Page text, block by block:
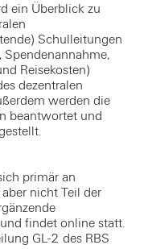
ein Überblick zu
Schulleitungen
Spendenannahme,
Reisekosten)
dezentralen
werden die
beantwortet und
primär an
nicht Teil der
findet online statt.
GL-2 des RBS